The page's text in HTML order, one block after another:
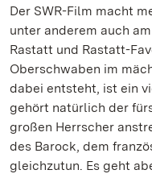
Der SWR-Film macht
unter anderem auch
Rastatt und Rastatt-
Oberschwaben im
dabei entsteht, ist ein
gehört natürlich der
großen Herrscher
des Barock, dem
gleichzutun. Es geht